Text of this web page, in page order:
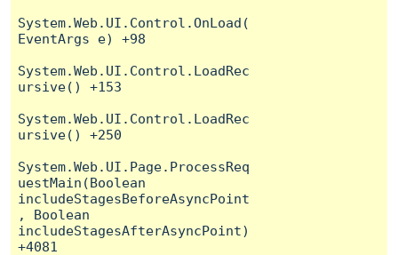
System.Web.UI.Control.OnLoad(
EventArgs e) +98
System.Web.UI.Control.LoadRec
ursive() +153
System.Web.UI.Control.LoadRec
ursive() +250
System.Web.UI.Page.ProcessReq
uestMain(Boolean
includeStagesBeforeAsyncPoint
, Boolean
includeStagesAfterAsyncPoint)